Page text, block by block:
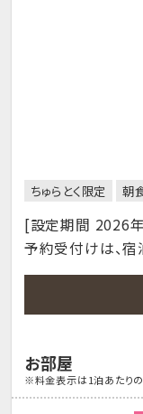
ちゅらとく限定 朝
[設定期間 2026
予約受付けは、
お部屋
※料金表示は1泊あたりの